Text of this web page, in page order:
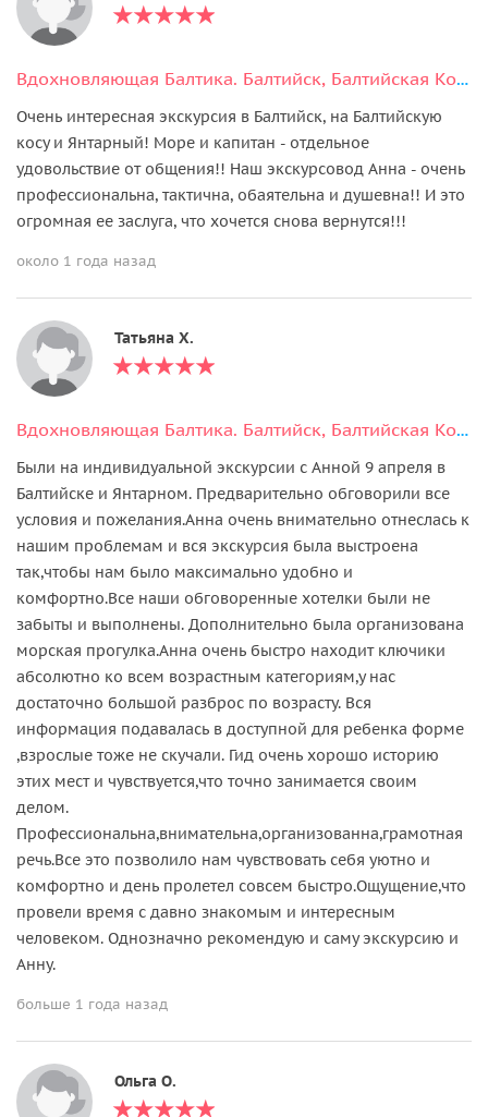
Вдохновляющая Балтика. Балтийск, Балтийская Коса + Янтарный или Светлогорск на выбор
Очень интересная экскурсия в Балтийск, на Балтийскую
косу и Янтарный! Море и капитан - отдельное
удовольствие от общения!! Наш экскурсовод Анна - очень
профессиональна, тактична, обаятельна и душевна!! И это
огромная ее заслуга, что хочется снова вернутся!!!
около 1 года назад
Татьяна Х.
Вдохновляющая Балтика. Балтийск, Балтийская Коса + Янтарный или Светлогорск на выбор
Были на индивидуальной экскурсии с Анной 9 апреля в
Балтийске и Янтарном. Предварительно обговорили все
условия и пожелания.Анна очень внимательно отнеслась к
нашим проблемам и вся экскурсия была выстроена
так,чтобы нам было максимально удобно и
комфортно.Все наши обговоренные хотелки были не
забыты и выполнены. Дополнительно была организована
морская прогулка.Анна очень быстро находит ключики
абсолютно ко всем возрастным категориям,у нас
достаточно большой разброс по возрасту. Вся
информация подавалась в доступной для ребенка форме
,взрослые тоже не скучали. Гид очень хорошо историю
этих мест и чувствуется,что точно занимается своим
делом.
Профессиональна,внимательна,организованна,грамотная
речь.Все это позволило нам чувствовать себя уютно и
комфортно и день пролетел совсем быстро.Ощущение,что
провели время с давно знакомым и интересным
человеком. Однозначно рекомендую и саму экскурсию и
Анну.
больше 1 года назад
Ольга О.